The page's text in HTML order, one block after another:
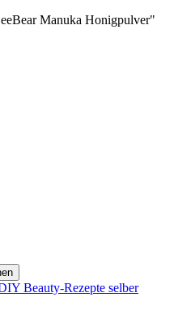
Manuka Honigpulver"